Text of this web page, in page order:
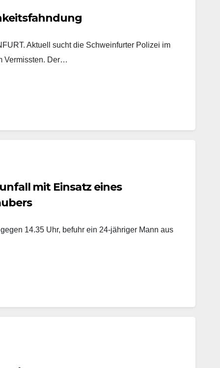
Aktuell sucht die Schweinfurter Polizei im
Vermissten. Der…
mit Einsatz eines
14.35 Uhr, befuhr ein 24-jähriger Mann aus